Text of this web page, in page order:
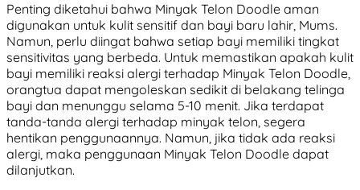
Penting diketahui bahwa Minyak Telon Doodle aman
digunakan untuk kulit sensitif dan bayi baru lahir, Mums.
Namun, perlu diingat bahwa setiap bayi memiliki tingkat
sensitivitas yang berbeda. Untuk memastikan apakah kulit
bayi memiliki reaksi alergi terhadap Minyak Telon Doodle,
orangtua dapat mengoleskan sedikit di belakang telinga
bayi dan menunggu selama 5-10 menit. Jika terdapat
tanda-tanda alergi terhadap minyak telon, segera
hentikan penggunaannya. Namun, jika tidak ada reaksi
alergi, maka penggunaan Minyak Telon Doodle dapat
dilanjutkan.